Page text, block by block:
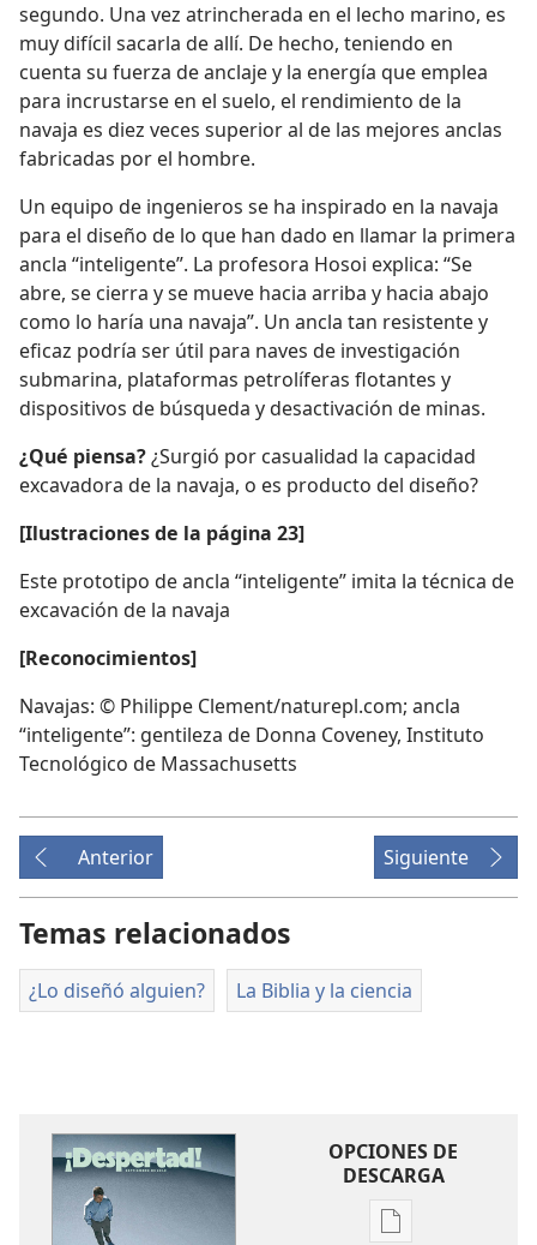
segundo. Una vez atrincherada en el lecho marino, es
muy difícil sacarla de allí. De hecho, teniendo en
cuenta su fuerza de anclaje y la energía que emplea
para incrustarse en el suelo, el rendimiento de la
navaja es diez veces superior al de las mejores anclas
fabricadas por el hombre.
Un equipo de ingenieros se ha inspirado en la navaja
para el diseño de lo que han dado en llamar la primera
ancla “inteligente”. La profesora Hosoi explica: “Se
abre, se cierra y se mueve hacia arriba y hacia abajo
como lo haría una navaja”. Un ancla tan resistente y
eficaz podría ser útil para naves de investigación
submarina, plataformas petrolíferas flotantes y
dispositivos de búsqueda y desactivación de minas.
¿Qué piensa?¿Surgió por casualidad la capacidad
excavadora de la navaja, o es producto del diseño?
[Ilustraciones de la página 23]
Este prototipo de ancla “inteligente” imita la técnica de
excavación de la navaja
[Reconocimientos]
Navajas: © Philippe Clement/naturepl.com; ancla
“inteligente”: gentileza de Donna Coveney, Instituto
Tecnológico de Massachusetts
Anterior Siguiente
Temas relacionados
¿Lo diseñó alguien? La Biblia y la ciencia
OPCIONES DE
DESCARGA
Opciones